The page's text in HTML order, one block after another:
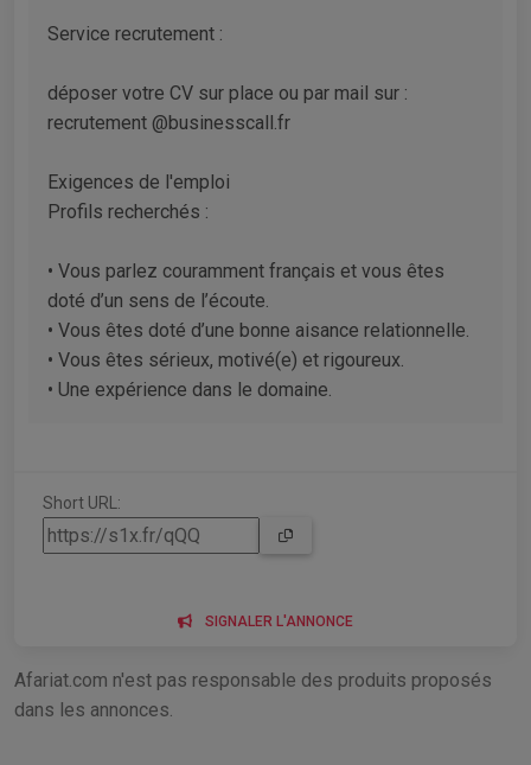
Service recrutement :
déposer votre CV sur place ou par mail sur :
recrutement @businesscall.fr
Exigences de l'emploi
Profils recherchés :
• Vous parlez couramment français et vous êtes
doté d’un sens de l’écoute.
• Vous êtes doté d’une bonne aisance relationnelle.
• Vous êtes sérieux, motivé(e) et rigoureux.
• Une expérience dans le domaine.
Short URL:
SIGNALER L'ANNONCE
Afariat.com n'est pas responsable des produits proposés
dans les annonces.